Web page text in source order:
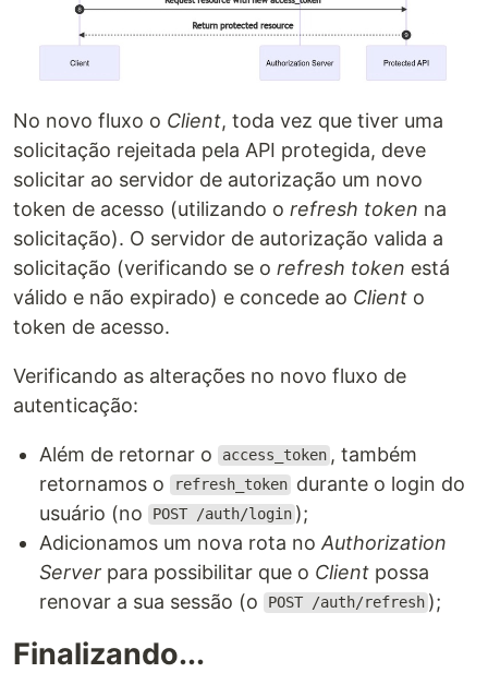
No novo fluxo o Client, toda vez que tiver uma
solicitação rejeitada pela API protegida, deve
solicitar ao servidor de autorização um novo
token de acesso (utilizando o refresh token na
solicitação). O servidor de autorização valida a
solicitação (verificando se o refresh token está
válido e não expirado) e concede ao Client o
token de acesso.
Verificando as alterações no novo fluxo de
autenticação:
Além de retornar o access_token , também
retornamos o
refresh_token durante o login do
usuário (no
POST /auth/login );
Adicionamos um nova rota no Authorization
Server para possibilitar que o Client possa
renovar a sua sessão (o
POST /auth/refresh );
Finalizando...